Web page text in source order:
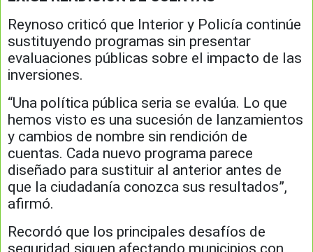
Reynoso criticó que Interior y Policía continúe
sustituyendo programas sin presentar
evaluaciones públicas sobre el impacto de las
inversiones.
“Una política pública seria se evalúa. Lo que
hemos visto es una sucesión de lanzamientos
y cambios de nombre sin rendición de
cuentas. Cada nuevo programa parece
diseñado para sustituir al anterior antes de
que la ciudadanía conozca sus resultados”,
afirmó.
Recordó que los principales desafíos de
seguridad siguen afectando municipios con